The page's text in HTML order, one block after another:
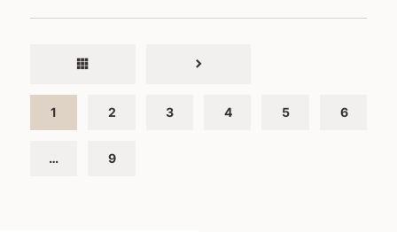
apps chevron_right
1 2 3 4 5 6
… 9